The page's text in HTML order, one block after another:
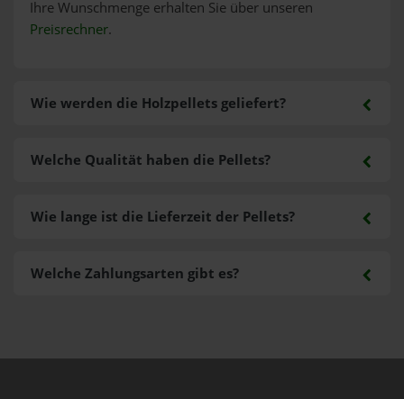
Ihre Wunschmenge erhalten Sie über unseren
Preisrechner.
Wie werden die Holzpellets geliefert?
Welche Zahlungsarten gibt es?
Welche Qualität haben die Pellets?
Wie lange ist die Lieferzeit der Pellets?